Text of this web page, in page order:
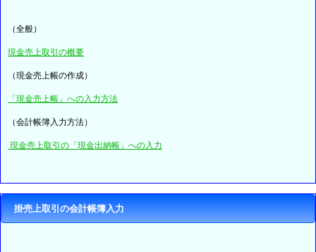
（全般）
現金売上取引の概要
（現金売上帳の作成）
「現金売上帳」への入力方法
（会計帳簿入力方法）
現金売上取引の「現金出納帳」への入力
掛売上取引の会計帳簿入力